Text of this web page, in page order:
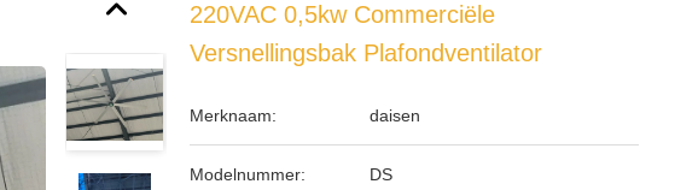
220VAC 0,5kw Commerciële
Versnellingsbak Plafondventilator
Merknaam: daisen
Modelnummer: DS